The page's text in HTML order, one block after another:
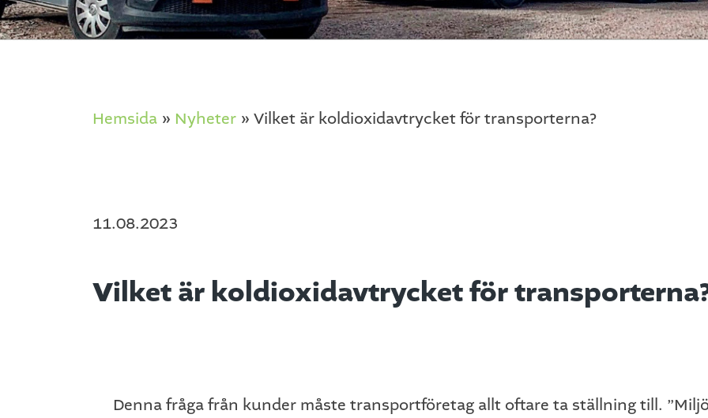
Hemsida » Nyheter » Vilket är koldioxidavtrycket för transporterna?
11.08.2023
Vilket är koldioxidavtrycket för
Denna fråga från kunder måste transportföretag allt oftare ta ställning till.